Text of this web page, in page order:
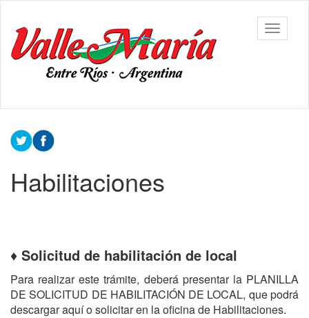
contenido
principal
Municipalidad
de Valle
María
barra
Contenido
principal
Habilitaciones
♦ Solicitud de habilitación de local
Para realizar este trámite, deberá presentar la PLANILLA
DE SOLICITUD DE HABILITACIÓN DE LOCAL, que podrá
descargar aquí o solicitar en la oficina de Habilitaciones.